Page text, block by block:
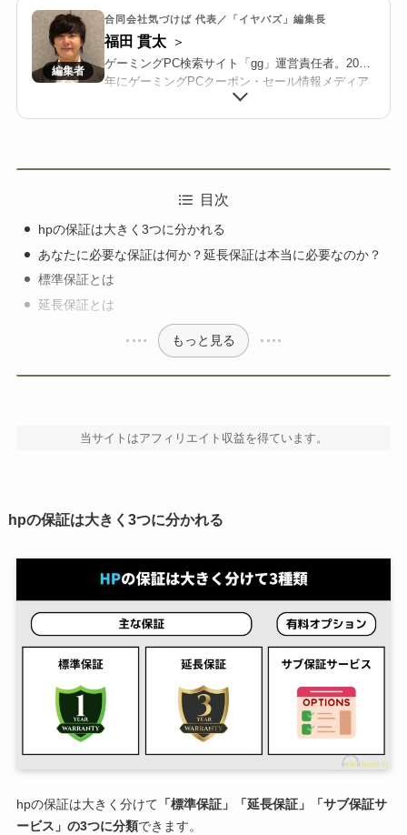
合同会社気づけば 代表／「イヤバズ」編集長
福田 貫太
ゲーミングPC検索サイト「gg」運営責任者。2018
年にゲーミングPCクーポン・セール情報メディア
「イヤバズ」の運営を開始。2022年に合同会社気
づけばを設立し、BTOメーカーと連携した限定ク
索サイト「gg」を立ち上げ、価格/在庫/セール情報
を整理・可視化し、メーカー横断で比較検討しや
すい環境を構築している。業界歴10年以上。
目次
hpの保証は大きく3つに分かれる
あなたに必要な保証は何か？延長保証は本当に必要なのか？
標準保証とは
延長保証とは
もっと見る
当サイトはアフィリエイト収益を得ています。
hpの保証は大きく3つに分かれる
hpの保証は大きく分けて 「標準保証」「延長保証」「サブ保証サ
ービス」の3つに分類できます。